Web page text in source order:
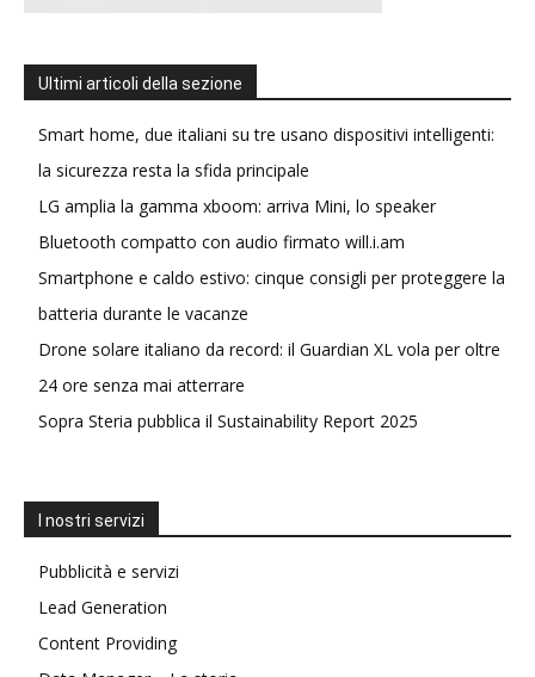
Ultimi articoli della sezione
Smart home, due italiani su tre usano dispositivi intelligenti:
la sicurezza resta la sfida principale
LG amplia la gamma xboom: arriva Mini, lo speaker
Bluetooth compatto con audio firmato will.i.am
Smartphone e caldo estivo: cinque consigli per proteggere la
batteria durante le vacanze
Drone solare italiano da record: il Guardian XL vola per oltre
24 ore senza mai atterrare
Sopra Steria pubblica il Sustainability Report 2025
I nostri servizi
Pubblicità e servizi
Lead Generation
Content Providing